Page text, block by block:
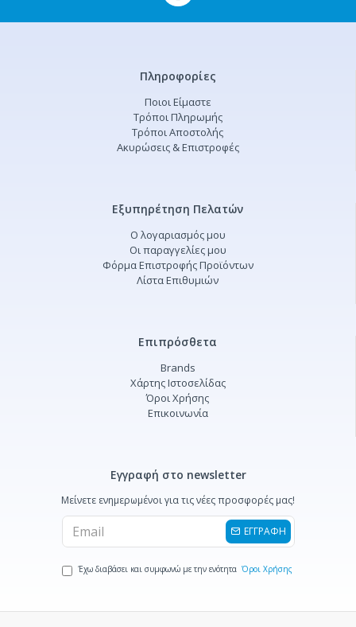
Πληροφορίες
Ποιοι Είμαστε
Τρόποι Πληρωμής
Τρόποι Αποστολής
Ακυρώσεις & Επιστροφές
Εξυπηρέτηση Πελατών
Ο λογαριασμός μου
Οι παραγγελίες μου
Φόρμα Επιστροφής Προϊόντων
Λίστα Επιθυμιών
Επιπρόσθετα
Brands
Χάρτης Ιστοσελίδας
Όροι Χρήσης
Επικοινωνία
Εγγραφή στο newsletter
Μείνετε ενημερωμένοι για τις νέες προσφορές μας!
ΕΓΓΡΑΦΗ
Έχω διαβάσει και συμφωνώ με την ενότητα Όροι Χρήσης